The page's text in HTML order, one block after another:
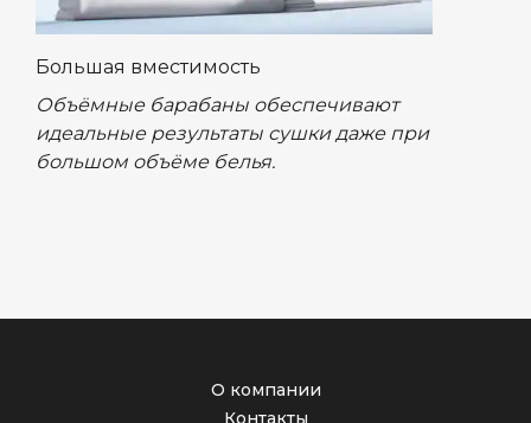
Большая вместимость
Объёмные барабаны обеспечивают
идеальные результаты сушки даже при
большом объёме белья.
О компании
Контакты